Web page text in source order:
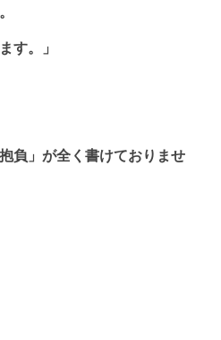
す。」
負」が全く書けておりませ